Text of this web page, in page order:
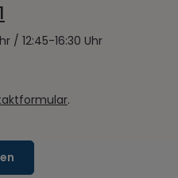
/ 12:45-16:30 Uhr
.